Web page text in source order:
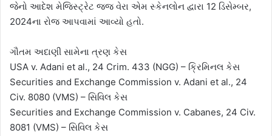
જેનો આદેશ મેજિસ્ટ્રેટ જજ વેરા એમ સ્કેનલોન દ્વારા 12 ડિસેમ્બર,
2024ના રોજ આપવામાં આવ્યો હતો.
ગૌતમ અદાણી સામેના ત્રણ કેસ
USA v. Adani et al., 24 Crim. 433 (NGG) – ક્રિમિનલ કેસ
Securities and Exchange Commission v. Adani et al., 24
Civ. 8080 (VMS) – સિવિલ કેસ
Securities and Exchange Commission v. Cabanes, 24 Civ.
8081 (VMS) – સિવિલ કેસ